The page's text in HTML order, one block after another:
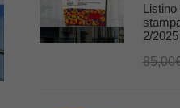
2/
85,00